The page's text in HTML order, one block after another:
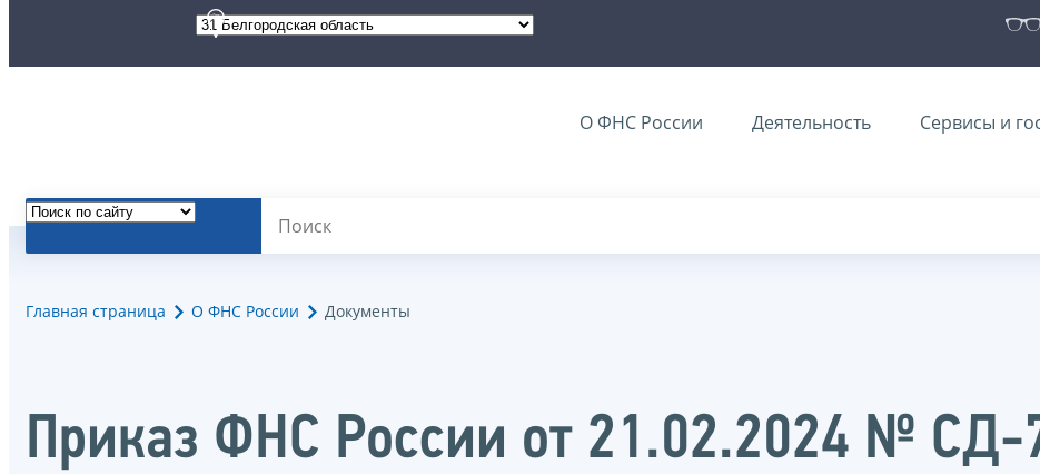
О ФНС России Деятельность Сервисы и
Главная страница О ФНС России Документы
Приказ ФНС России от 21.02.2024 № СД-